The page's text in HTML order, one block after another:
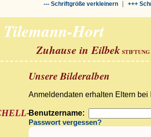
--- Schriftgröße verkleinern| +++
Tilemann-Hort
Zuhause in Eilbek
Unsere Bilderalben
Anmeldendaten erhalten Eltern
Benutzername:
Passwort vergessen?